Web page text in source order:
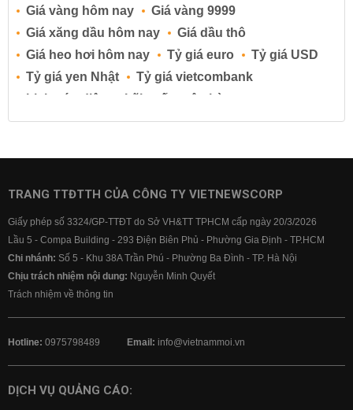
Giá vàng hôm nay
Giá vàng 9999
Giá xăng dầu hôm nay
Giá dầu thô
Giá heo hơi hôm nay
Tỷ giá euro
Tỷ giá USD
Tỷ giá yen Nhật
Tỷ giá vietcombank
Lịch cúp điện
Lãi suất ngân hàng
Lãi suất tiết kiệm
Lãi suất tiền gửi
Lãi suất ngân hàng BIDV
Lãi suất ngân hàng Vietcombank
TRANG TTĐTTH CỦA CÔNG TY VIETNEWSCORP
Giấy phép số 3324/GP-TTĐT do Sở VH&TT TPHCM cấp ngày 20/3/2026
Lầu 5 - Compa Building - 293 Điện Biên Phủ - Phường Gia Định - TP.HCM
Chi nhánh: Số 5 - Khu 38A Trần Phú - Phường Ba Đình - TP. Hà Nội
Chịu trách nhiệm nội dung: Nguyễn Minh Quyết
Trách nhiệm về thông tin
Hotline: 0975798489 Email: info@vietnammoi.vn
DỊCH VỤ QUẢNG CÁO: